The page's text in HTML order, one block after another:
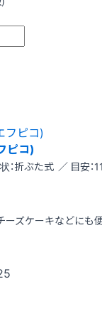
ピコ)
折ぶた式 ／ 目安：
ーズケーキなどにも